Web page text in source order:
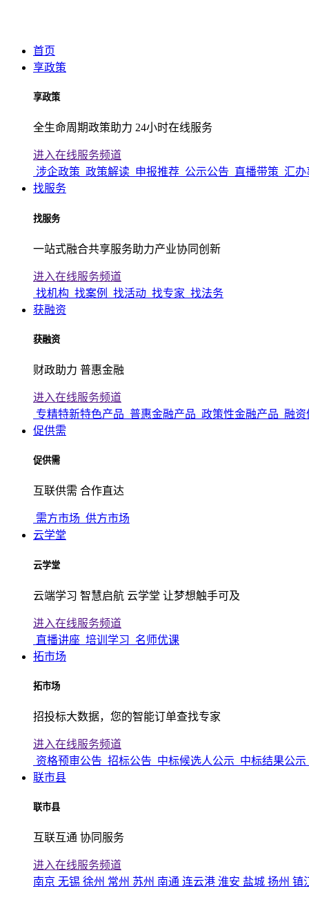
首页
享政策
享政策
全生命周期政策助力 24小时在线服务
进入在线服务频道
涉企政策 政策解读 申报推荐 公示公告 直播带策 汇办
找服务
找服务
一站式融合共享服务助力产业协同创新
进入在线服务频道
找机构 找案例 找活动 找专家 找法务
获融资
获融资
财政助力 普惠金融
进入在线服务频道
专精特新特色产品 普惠金融产品 政策性金融产品 融资
促供需
促供需
互联供需 合作直达
需方市场 供方市场
云学堂
云学堂
云端学习 智慧启航 云学堂 让梦想触手可及
进入在线服务频道
直播讲座 培训学习 名师优课
拓市场
拓市场
招投标大数据，您的智能订单查找专家
进入在线服务频道
资格预审公告 招标公告 中标候选人公示 中标结果公示
联市县
联市县
互联互通 协同服务
进入在线服务频道
南京 无锡 徐州 常州 苏州 南通 连云港 淮安 盐城 扬州 镇